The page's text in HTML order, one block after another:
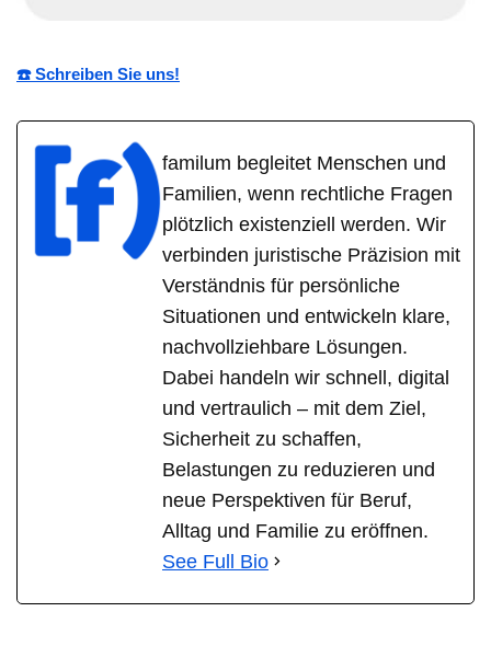
☎️ Schreiben Sie uns!
familum begleitet Menschen und
Familien, wenn rechtliche Fragen
plötzlich existenziell werden. Wir
verbinden juristische Präzision mit
Verständnis für persönliche
Situationen und entwickeln klare,
nachvollziehbare Lösungen.
Dabei handeln wir schnell, digital
und vertraulich – mit dem Ziel,
Sicherheit zu schaffen,
Belastungen zu reduzieren und
neue Perspektiven für Beruf,
Alltag und Familie zu eröffnen.
See Full Bio